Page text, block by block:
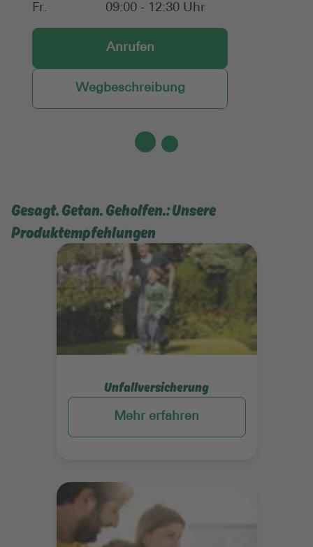
Fr.
09:00 - 12:30 Uhr
Anrufen
Wegbeschreibung
Gesagt. Getan. Geholfen.: Unsere
Produktempfehlungen
Unfallversicherung
Mehr erfahren
Mehr erfahren
Mehr erfahren